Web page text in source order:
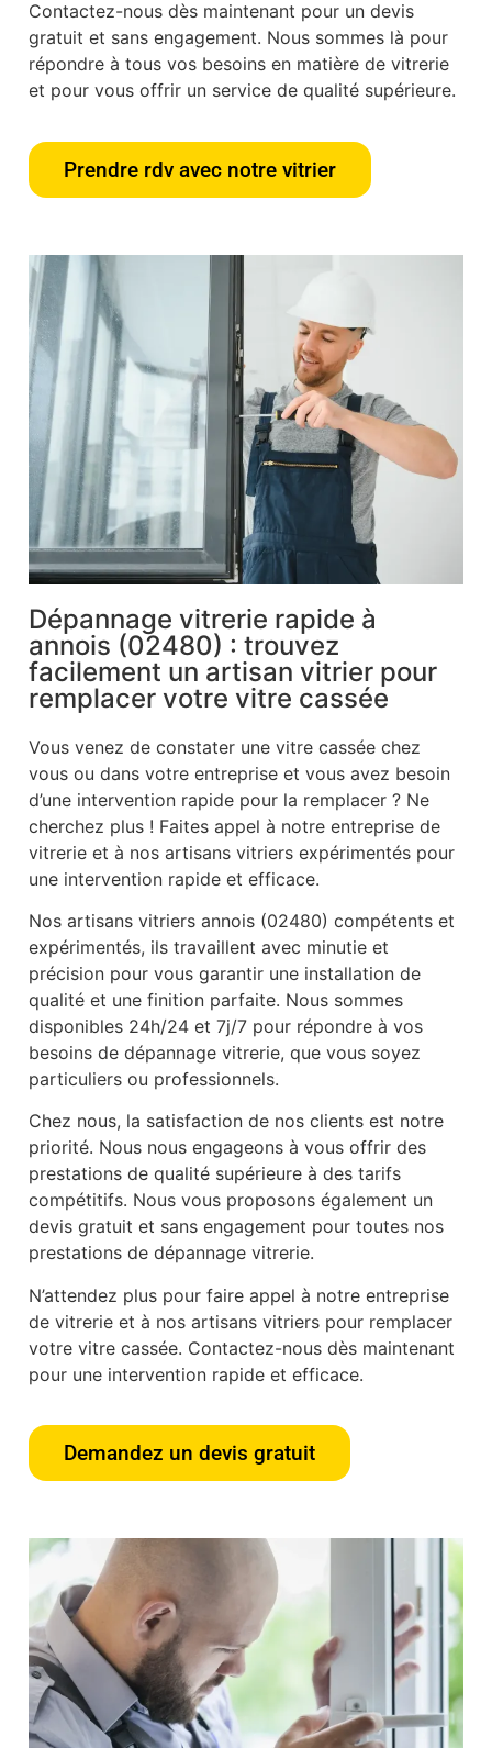
Contactez-nous dès maintenant pour un devis
gratuit et sans engagement. Nous sommes là pour
répondre à tous vos besoins en matière de vitrerie
et pour vous offrir un service de qualité supérieure.
Prendre rdv avec notre vitrier
Dépannage vitrerie rapide à
annois (02480) : trouvez
facilement un artisan vitrier pour
remplacer votre vitre cassée
Vous venez de constater une vitre cassée chez
vous ou dans votre entreprise et vous avez besoin
d’une intervention rapide pour la remplacer ? Ne
cherchez plus ! Faites appel à notre entreprise de
vitrerie et à nos artisans vitriers expérimentés pour
une intervention rapide et efficace.
Nos artisans vitriers annois (02480) compétents et
expérimentés, ils travaillent avec minutie et
précision pour vous garantir une installation de
qualité et une finition parfaite. Nous sommes
disponibles 24h/24 et 7j/7 pour répondre à vos
besoins de dépannage vitrerie, que vous soyez
particuliers ou professionnels.
Chez nous, la satisfaction de nos clients est notre
priorité. Nous nous engageons à vous offrir des
prestations de qualité supérieure à des tarifs
compétitifs. Nous vous proposons également un
devis gratuit et sans engagement pour toutes nos
prestations de dépannage vitrerie.
N’attendez plus pour faire appel à notre entreprise
de vitrerie et à nos artisans vitriers pour remplacer
votre vitre cassée. Contactez-nous dès maintenant
pour une intervention rapide et efficace.
Demandez un devis gratuit